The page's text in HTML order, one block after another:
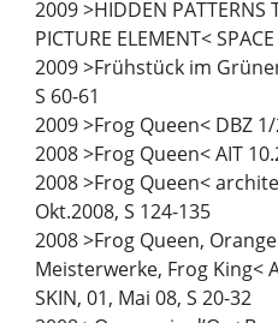
2009 >HIDDEN PATTERNS
PICTURE ELEMENT<
2009 >Frühstück im
S 60-61
2009 >Frog Queen< DBZ
2008 >Frog Queen< AIT
2008 >Frog Queen<
Okt.2008, S 124-135
2008 >Frog Queen,
Meisterwerke, Frog
SKIN, 01, Mai 08, S 20-32